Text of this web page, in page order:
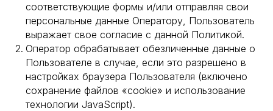
соответствующие формы и/или отправляя свои
персональные данные Оператору, Пользователь
выражает свое согласие с данной Политикой.
Оператор обрабатывает обезличенные данные о
Пользователе в случае, если это разрешено в
настройках браузера Пользователя (включено
сохранение файлов «cookie» и использование
технологии JavaScript).